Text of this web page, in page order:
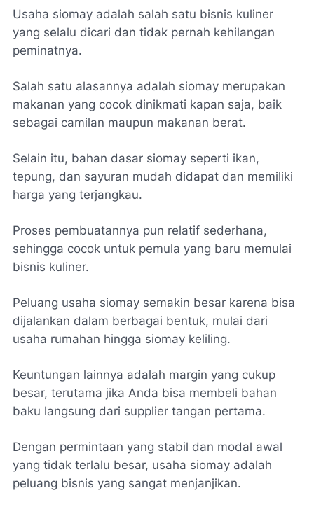
Usaha siomay adalah salah satu bisnis kuliner
yang selalu dicari dan tidak pernah kehilangan
peminatnya.
Salah satu alasannya adalah siomay merupakan
makanan yang cocok dinikmati kapan saja, baik
sebagai camilan maupun makanan berat.
Selain itu, bahan dasar siomay seperti ikan,
tepung, dan sayuran mudah didapat dan memiliki
harga yang terjangkau.
Proses pembuatannya pun relatif sederhana,
sehingga cocok untuk pemula yang baru memulai
bisnis kuliner.
Peluang usaha siomay semakin besar karena bisa
dijalankan dalam berbagai bentuk, mulai dari
usaha rumahan hingga siomay keliling.
Keuntungan lainnya adalah margin yang cukup
besar, terutama jika Anda bisa membeli bahan
baku langsung dari supplier tangan pertama.
Dengan permintaan yang stabil dan modal awal
yang tidak terlalu besar, usaha siomay adalah
peluang bisnis yang sangat menjanjikan.